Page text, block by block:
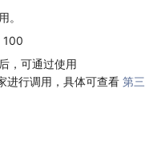
。
100
，可通过使用
进行调用，具体可查看 第三